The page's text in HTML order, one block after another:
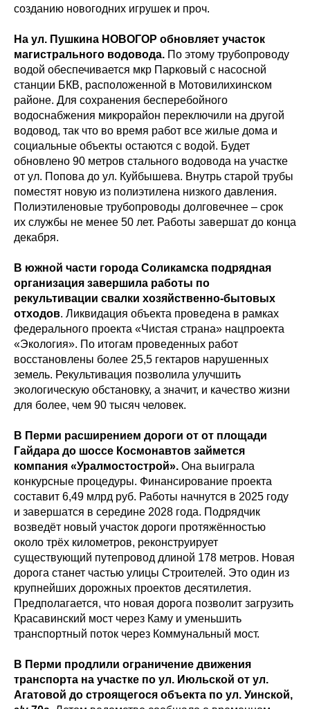
созданию новогодних игрушек и проч.
На ул. Пушкина НОВОГОР обновляет участок
магистрального водовода. По этому трубопроводу
водой обеспечивается мкр Парковый с насосной
станции БКВ, расположенной в Мотовилихинском
районе. Для сохранения бесперебойного
водоснабжения микрорайон переключили на другой
водовод, так что во время работ все жилые дома и
социальные объекты остаются с водой. Будет
обновлено 90 метров стального водовода на участке
от ул. Попова до ул. Куйбышева. Внутрь старой трубы
поместят новую из полиэтилена низкого давления.
Полиэтиленовые трубопроводы долговечнее – срок
их службы не менее 50 лет. Работы завершат до конца
декабря.
В южной части города Соликамска подрядная
организация завершила работы по
рекультивации свалки хозяйственно-бытовых
отходов. Ликвидация объекта проведена в рамках
федерального проекта «Чистая страна» нацпроекта
«Экология». По итогам проведенных работ
восстановлены более 25,5 гектаров нарушенных
земель. Рекультивация позволила улучшить
экологическую обстановку, а значит, и качество жизни
для более, чем 90 тысяч человек.
В Перми расширением дороги от от площади
Гайдара до шоссе Космонавтов займется
компания «Уралмостострой». Она выиграла
конкурсные процедуры. Финансирование проекта
составит 6,49 млрд руб. Работы начнутся в 2025 году
и завершатся в середине 2028 года. Подрядчик
возведёт новый участок дороги протяжённостью
около трёх километров, реконструирует
существующий путепровод длиной 178 метров. Новая
дорога станет частью улицы Строителей. Это один из
крупнейших дорожных проектов десятилетия.
Предполагается, что новая дорога позволит загрузить
Красавинский мост через Каму и уменьшить
транспортный поток через Коммунальный мост.
В Перми продлили ограничение движения
транспорта на участке по ул. Июльской от ул.
Агатовой до строящегося объекта по ул. Уинской,